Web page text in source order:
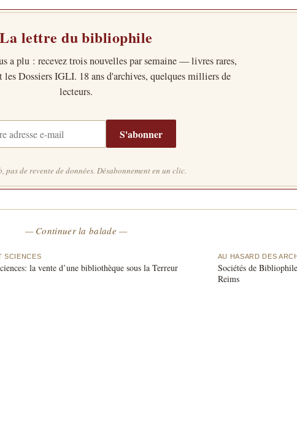
La lettre du bibliophile
a plu : recevez trois nouvelles par semaine — livres rares,
les Dossiers IGLI. 18 ans d'archives, quelques milliers de
lecteurs.
S'abonner
pas de revente de données. Désabonnement en un clic.
— Continuer la balade —
SCIENCES
la vente d’une bibliothèque sous la Terreur
AU HASARD DES
Sociétés de
Reims